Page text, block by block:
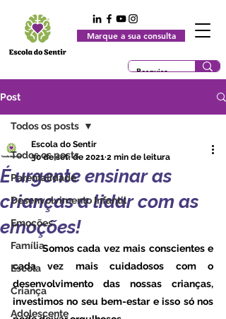
Marque a sua consulta
Post
Todos os posts
Parentalidade
Desenvolvimento Infantil
Emoções
Família
Escola
Criança
Adolescente
Todos os posts
É urgente ensinar as
crianças a lidar com as
emoções!
Escola do Sentir
30 de set. de 2021 2 min de leitura
	Somos cada vez mais conscientes e
cada vez mais cuidadosos com o
desenvolvimento das nossas crianças,
investimos no seu bem-estar e isso só nos